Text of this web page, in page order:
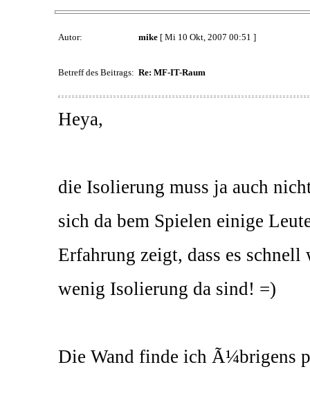
Autor: mike[ Mi 10 Okt, 2007 00:51 ]
Betreff des Beitrags: Re: MF-IT-Raum
Heya,
die Isolierung muss ja auch
sich da bem Spielen einige
Erfahrung zeigt, dass es
wenig Isolierung da sind! =)
Die Wand finde ich Ã¼brigens